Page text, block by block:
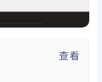
查看